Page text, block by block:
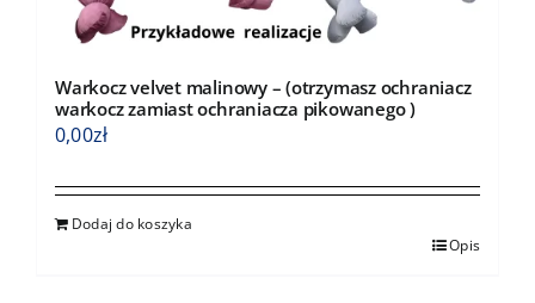
Warkocz velvet malinowy – (otrzymasz ochraniacz
warkocz zamiast ochraniacza pikowanego )
0,00zł
Dodaj do koszyka
Opis